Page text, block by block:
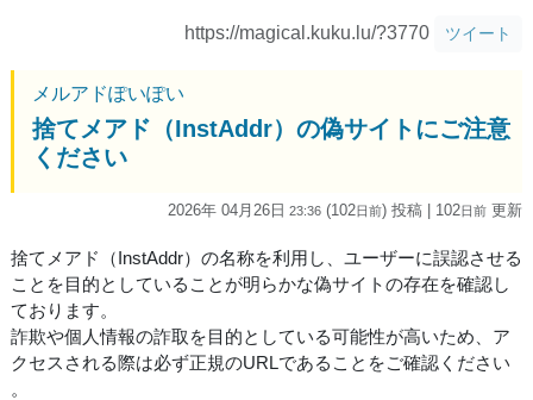
https://magical.kuku.lu/?3770 ツイート
メルアドぽいぽい
捨てメアド（InstAddr）の偽サイトにご注意
ください
2026年 04月26日 23:36 (102日前) 投稿 | 102日前 更新
捨てメアド（InstAddr）の名称を利用し、ユーザーに誤認させる
ことを目的としていることが明らかな偽サイトの存在を確認し
ております。
詐欺や個人情報の詐取を目的としている可能性が高いため、ア
クセスされる際は必ず正規のURLであることをご確認ください
。